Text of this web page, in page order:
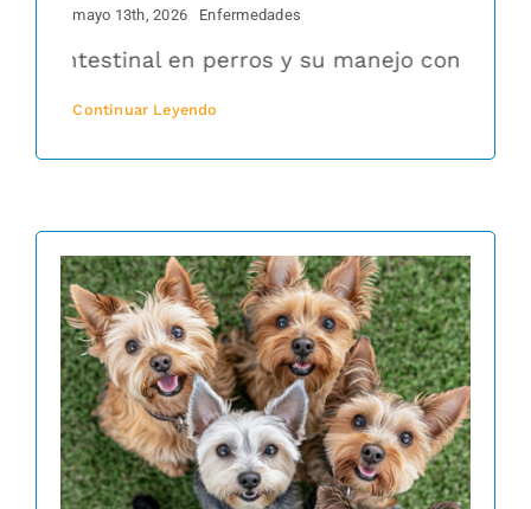
mayo 13th, 2026 Enfermedades
en perros y su manejo con
Continuar Leyendo